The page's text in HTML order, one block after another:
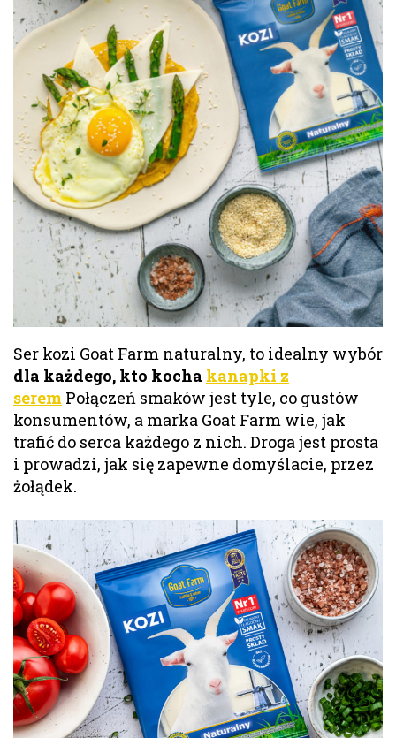
Ser kozi Goat Farm naturalny, to idealny wybór
dla każdego, kto kocha kanapki z
serem Połączeń smaków jest tyle, co gustów
konsumentów, a marka Goat Farm wie, jak
trafić do serca każdego z nich. Droga jest prosta
i prowadzi, jak się zapewne domyślacie, przez
żołądek.